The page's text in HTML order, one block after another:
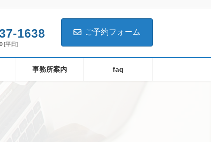
1638
[平日]
ご予約フォーム
事務所案内 faq